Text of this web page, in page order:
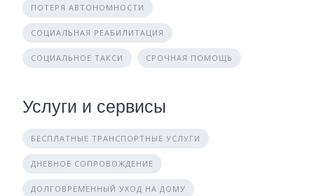
ПОТЕРЯ АВТОНОМНОСТИ
СОЦИАЛЬНАЯ РЕАБИЛИТАЦИЯ
СОЦИАЛЬНОЕ ТАКСИ СРОЧНАЯ ПОМОЩЬ
Услуги и сервисы
БЕСПЛАТНЫЕ ТРАНСПОРТНЫЕ УСЛУГИ
ДНЕВНОЕ СОПРОВОЖДЕНИЕ
ДОЛГОВРЕМЕННЫЙ УХОД НА ДОМУ